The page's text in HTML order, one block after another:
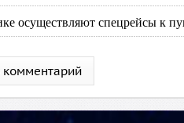
осуществляют спецрейсы к
комментарий